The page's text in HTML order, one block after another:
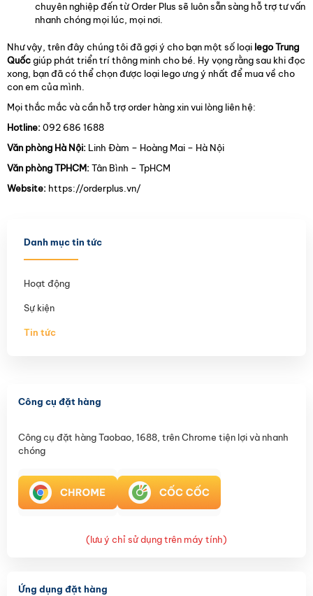
chuyên nghiệp đến từ Order Plus sẽ luôn sẵn sàng hỗ trợ tư vấn
nhanh chóng mọi lúc, mọi nơi.
Như vậy, trên đây chúng tôi đã gợi ý cho bạn một số loại lego Trung
Quốcgiúp phát triển trí thông minh cho bé. Hy vọng rằng sau khi đọc
xong, bạn đã có thể chọn được loại lego ưng ý nhất để mua về cho
con em của mình.
Mọi thắc mắc và cần hỗ trợ order hàng xin vui lòng liên hệ:
Hotline:092 686 1688
Văn phòng Hà Nội: Linh Đàm – Hoàng Mai – Hà Nội
Văn phòng TPHCM:Tân Bình – TpHCM
Website: https://orderplus.vn/
Danh mục tin tức
Hoạt động
Sự kiện
Tin tức
Công cụ đặt hàng
Công cụ đặt hàng Taobao, 1688, trên Chrome tiện lợi và nhanh
chóng
(lưu ý chỉ sử dụng trên máy tính)
Ứng dụng đặt hàng